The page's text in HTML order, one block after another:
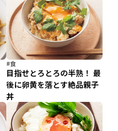
#食
目指せとろとろの半熟！ 最
後に卵黄を落とす絶品親子
丼